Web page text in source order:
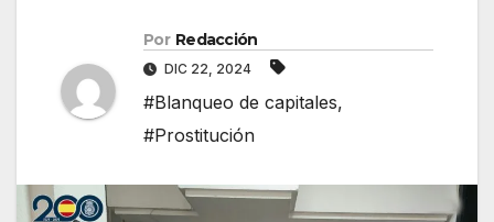
Por Redacción
DIC 22, 2024
#Blanqueo de capitales,
#Prostitución